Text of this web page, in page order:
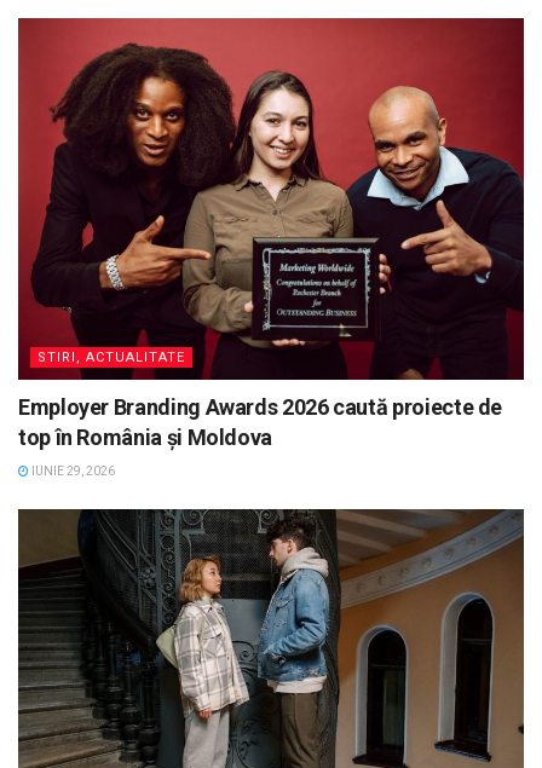
STIRI, ACTUALITATE
Employer Branding Awards 2026 caută proiecte de
top în România și Moldova
IUNIE 29, 2026